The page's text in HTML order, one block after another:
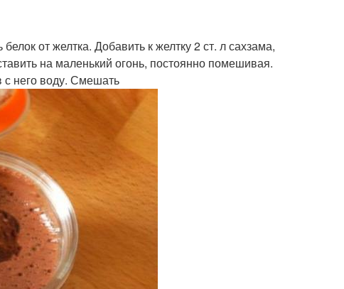
от желтка. Добавить к желтку 2 ст. л сахзама,
на маленький огонь, постоянно помешивая.
с него воду. Смешать